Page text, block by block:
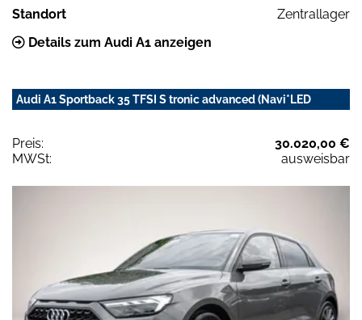
Standort
Zentrallager
Details zum Audi A1 anzeigen
Audi A1 Sportback 35 TFSI S tronic advanced (Navi*LED
Preis:
30.020,00 €
MWSt:
ausweisbar